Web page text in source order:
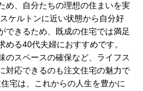
め、自分たちの理想の住まいを実
ケルトンに近い状態から自分好
できるため、既成の住宅では満足
る40代夫婦におすすめです。
のスペースの確保など、ライフス
対応できるのも注文住宅の魅力で
宅は、これからの人生を豊かに